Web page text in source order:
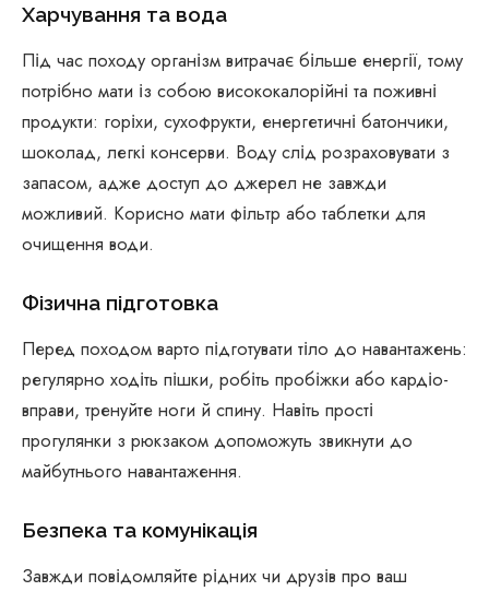
Харчування та вода
Під час походу організм витрачає більше енергії, тому
потрібно мати із собою висококалорійні та поживні
продукти: горіхи, сухофрукти, енергетичні батончики,
шоколад, легкі консерви. Воду слід розраховувати з
запасом, адже доступ до джерел не завжди
можливий. Корисно мати фільтр або таблетки для
очищення води.
Фізична підготовка
Перед походом варто підготувати тіло до навантажень:
регулярно ходіть пішки, робіть пробіжки або кардіо-
вправи, тренуйте ноги й спину. Навіть прості
прогулянки з рюкзаком допоможуть звикнути до
майбутнього навантаження.
Безпека та комунікація
Завжди повідомляйте рідних чи друзів про ваш